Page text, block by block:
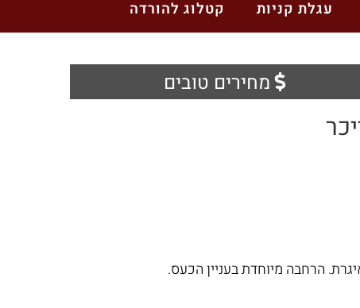
עגלת קניות קטלוג להורדה
מחירים טובים
הרחבה מיוחדת בעניין הכעס.